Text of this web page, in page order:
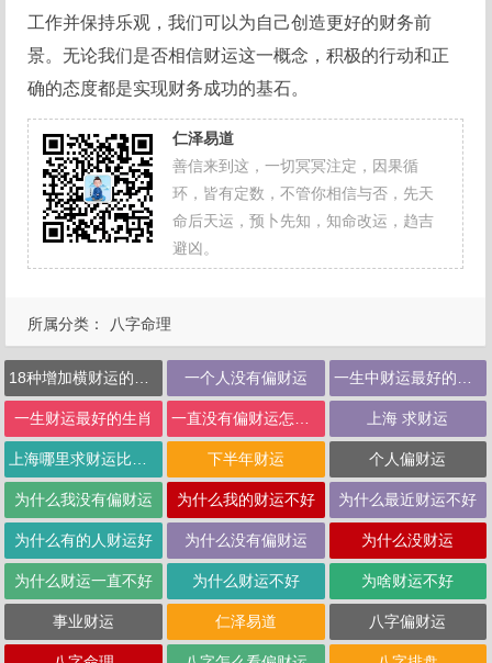
工作并保持乐观，我们可以为自己创造更好的财务前
景。无论我们是否相信财运这一概念，积极的行动和正
确的态度都是实现财务成功的基石。
仁泽易道
善信来到这，一切冥冥注定，因果循
环，皆有定数，不管你相信与否，先天
命后天运，预卜先知，知命改运，趋吉
避凶。
所属分类： 八字命理
一个人没有偏财运
一生财运最好的生肖 上海 求财运
下半年财运 个人偏财运
为什么我没有偏财运 为什么我的财运不好 为什么最近财运不好
为什么有的人财运好 为什么没有偏财运 为什么没财运
为什么财运一直不好 为什么财运不好 为啥财运不好
事业财运 仁泽易道 八字偏财运